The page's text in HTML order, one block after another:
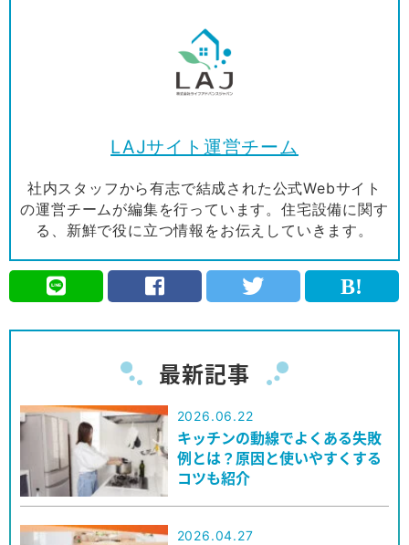
LAJサイト運営チーム
社内スタッフから有志で結成された公式Webサイト
の運営チームが編集を行っています。住宅設備に関す
る、新鮮で役に立つ情報をお伝えしていきます。
最新記事
2026.06.22
キッチンの動線でよくある失敗
例とは？原因と使いやすくする
コツも紹介
2026.04.27